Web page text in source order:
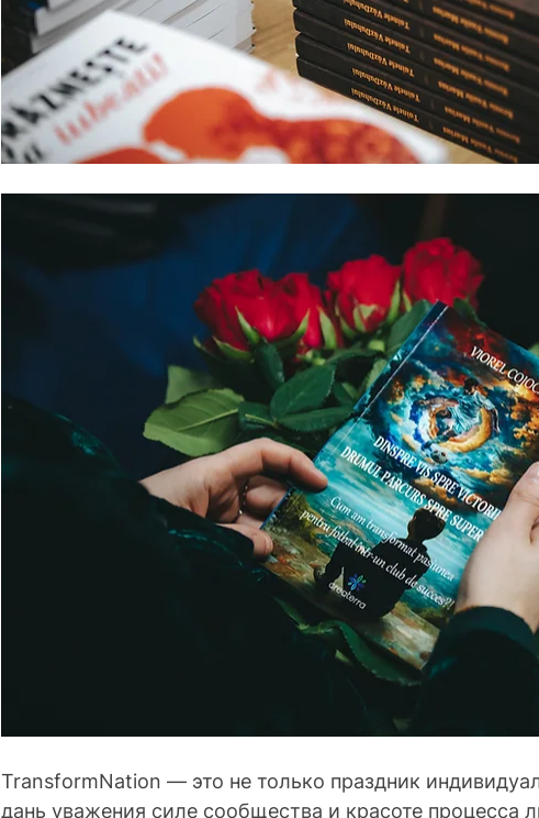
TransformNation — это не только праздник
дань уважения силе сообщества и красоте процесса